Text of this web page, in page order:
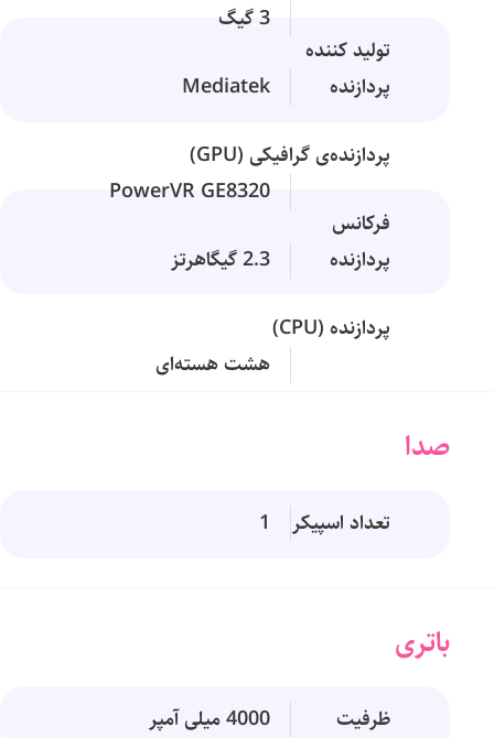
3 گیگ
تولید کننده
پردازنده
Mediatek
پردازنده‌ی گرافیکی (GPU)
PowerVR GE8320
فرکانس
پردازنده
2.3 گیگاهرتز
پردازنده (CPU)
هشت هسته‌ای
صدا
تعداد اسپیکر 1
باتری
ظرفیت 4000 میلی آمپر